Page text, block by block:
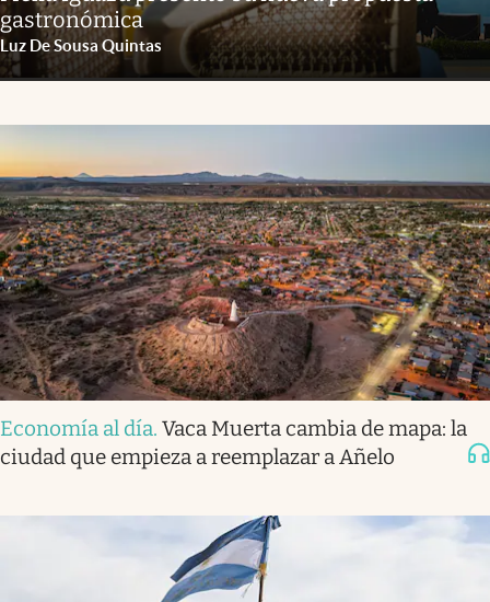
gastronómica
Luz De Sousa Quintas
Economía al día. Vaca Muerta cambia de mapa: la
ciudad que empieza a reemplazar a Añelo